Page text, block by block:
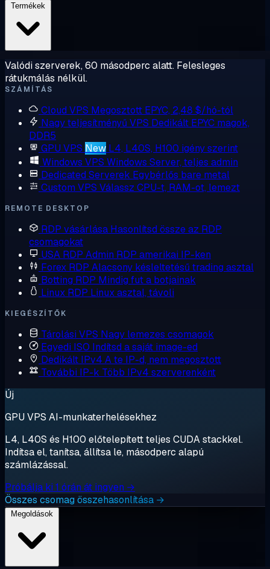
Valódi szerverek, 60 másodperc alatt. Felesleges
rátukmálás nélkül.
SZÁMÍTÁS
Cloud VPS Megosztott EPYC, 2,48 $/hó-tól
Nagy teljesítményű VPS Dedikált EPYC magok,
DDR5
GPU VPS New L4, L40S, H100 igény szerint
Windows VPS Windows Server, teljes admin
Dedicated Serverek Egybérlős bare metal
Custom VPS Válassz CPU-t, RAM-ot, lemezt
REMOTE DESKTOP
RDP vásárlása Hasonlítsd össze az RDP
csomagokat
USA RDP Admin RDP amerikai IP-ken
Forex RDP Alacsony késleltetésű trading asztal
Botting RDP Mindig fut a botjainak
Linux RDP Linux asztal, távoli
KIEGÉSZÍTŐK
Tárolási VPS Nagy lemezes csomagok
Egyedi ISO Indítsd a saját image-ed
Dedikált IPv4 A te IP-d, nem megosztott
További IP-k Több IPv4 szerverenként
Új
GPU VPS AI-munkaterhelésekhez
L4, L40S és H100 előtelepített teljes CUDA stackkel.
Indítsa el, tanítsa, állítsa le, másodperc alapú
számlázással.
Próbálja ki 1 órán át ingyen →
Összes csomag összehasonlítása →